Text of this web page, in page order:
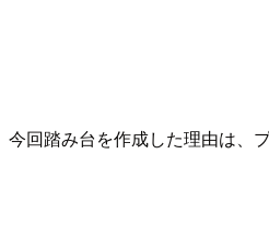
今回踏み台を作成した理由は、